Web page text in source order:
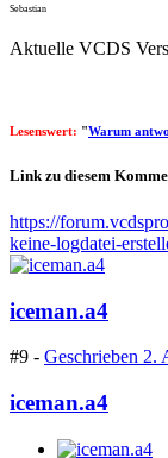
Sebastian
Aktuelle VCDS
Lesenswert: "Warum
Link zu diesem
https://
keine-logdatei-
iceman.a4
#9 - Geschrieben 2.
iceman.a4